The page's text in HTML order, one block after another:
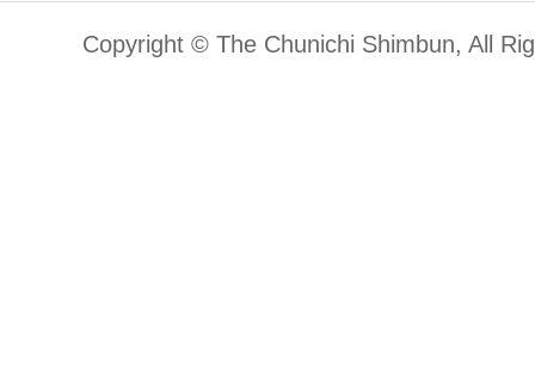
Copyright © The Chunichi Shimbun, All